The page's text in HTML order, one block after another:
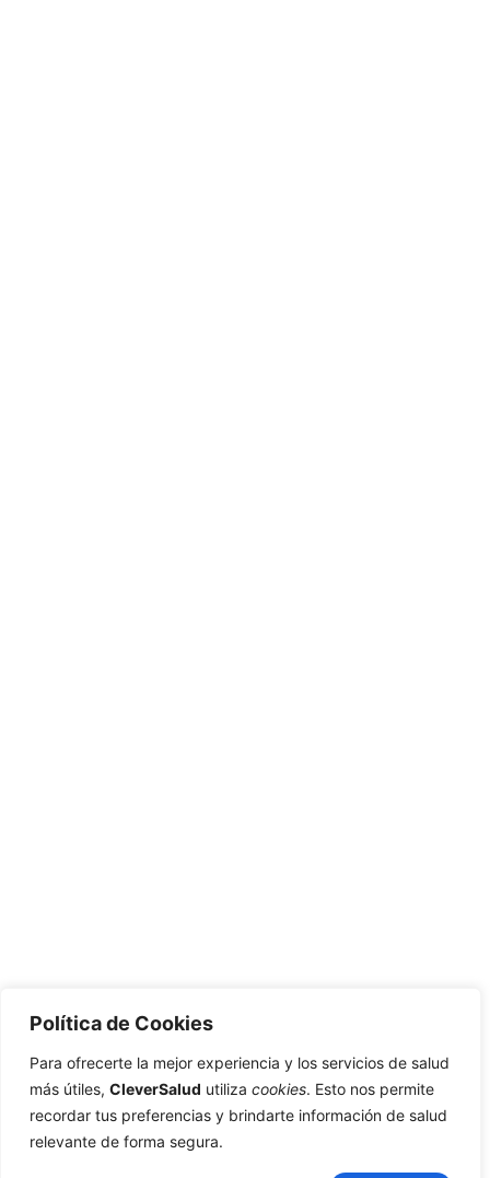
Política de Cookies
Para ofrecerte la mejor experiencia y los servicios de salud
más útiles, CleverSalud utiliza cookies. Esto nos permite
recordar tus preferencias y brindarte información de salud
relevante de forma segura.